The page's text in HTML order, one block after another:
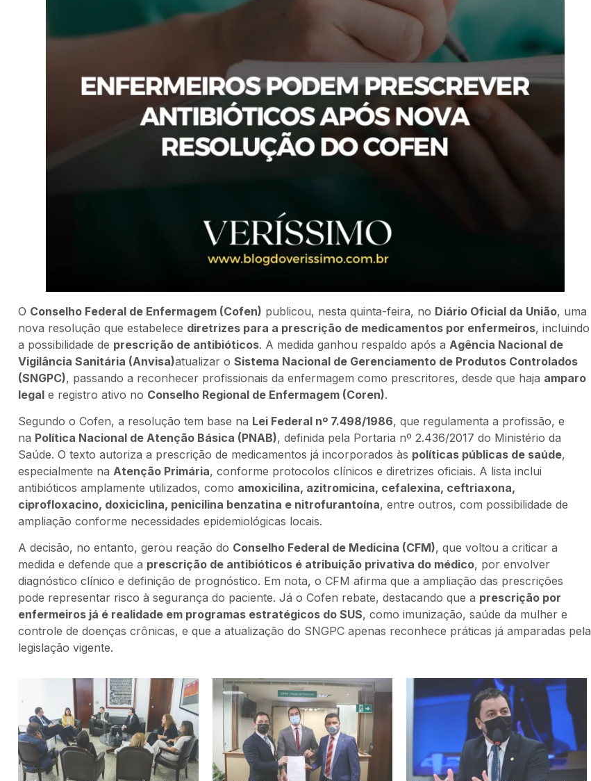
O Conselho Federal de Enfermagem (Cofen) publicou, nesta quinta-feira, no Diário Oficial da União, uma
nova resolução que estabelece diretrizes para a prescrição de medicamentos por enfermeiros, incluindo
a possibilidade de prescrição de antibióticos. A medida ganhou respaldo após a Agência Nacional de
Vigilância Sanitária (Anvisa)atualizar o Sistema Nacional de Gerenciamento de Produtos Controlados
(SNGPC), passando a reconhecer profissionais da enfermagem como prescritores, desde que haja amparo
legal e registro ativo no Conselho Regional de Enfermagem (Coren).
Segundo o Cofen, a resolução tem base na Lei Federal nº 7.498/1986, que regulamenta a profissão, e
na Política Nacional de Atenção Básica (PNAB), definida pela Portaria nº 2.436/2017 do Ministério da
Saúde. O texto autoriza a prescrição de medicamentos já incorporados às políticas públicas de saúde,
especialmente na Atenção Primária, conforme protocolos clínicos e diretrizes oficiais. A lista inclui
antibióticos amplamente utilizados, como amoxicilina, azitromicina, cefalexina, ceftriaxona,
ciprofloxacino, doxiciclina, penicilina benzatina e nitrofurantoína, entre outros, com possibilidade de
ampliação conforme necessidades epidemiológicas locais.
A decisão, no entanto, gerou reação do Conselho Federal de Medicina (CFM), que voltou a criticar a
medida e defende que a prescrição de antibióticos é atribuição privativa do médico, por envolver
diagnóstico clínico e definição de prognóstico. Em nota, o CFM afirma que a ampliação das prescrições
pode representar risco à segurança do paciente. Já o Cofen rebate, destacando que a prescrição por
enfermeiros já é realidade em programas estratégicos do SUS, como imunização, saúde da mulher e
controle de doenças crônicas, e que a atualização do SNGPC apenas reconhece práticas já amparadas pela
legislação vigente.